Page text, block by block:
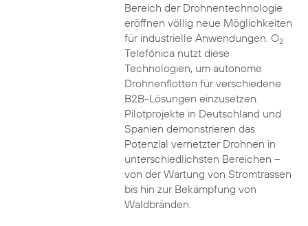
Bereich der Drohnentechnologie
eröffnen völlig neue Möglichkeiten
für industrielle Anwendungen. O2
Telefónica nutzt diese
Technologien, um autonome
Drohnenflotten für verschiedene
B2B-Lösungen einzusetzen.
Pilotprojekte in Deutschland und
Spanien demonstrieren das
Potenzial vernetzter Drohnen in
unterschiedlichsten Bereichen –
von der Wartung von Stromtrassen
bis hin zur Bekämpfung von
Waldbränden.